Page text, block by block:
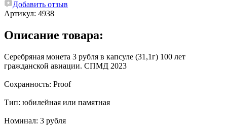
Добавить отзыв
Артикул: 4938
Описание товара:
Серебряная монета 3 рубля в капсуле (31,1г) 100 лет
гражданской авиации. СПМД 2023
Сохранность: Proof
Тип: юбилейная или памятная
Номинал: 3 рубля